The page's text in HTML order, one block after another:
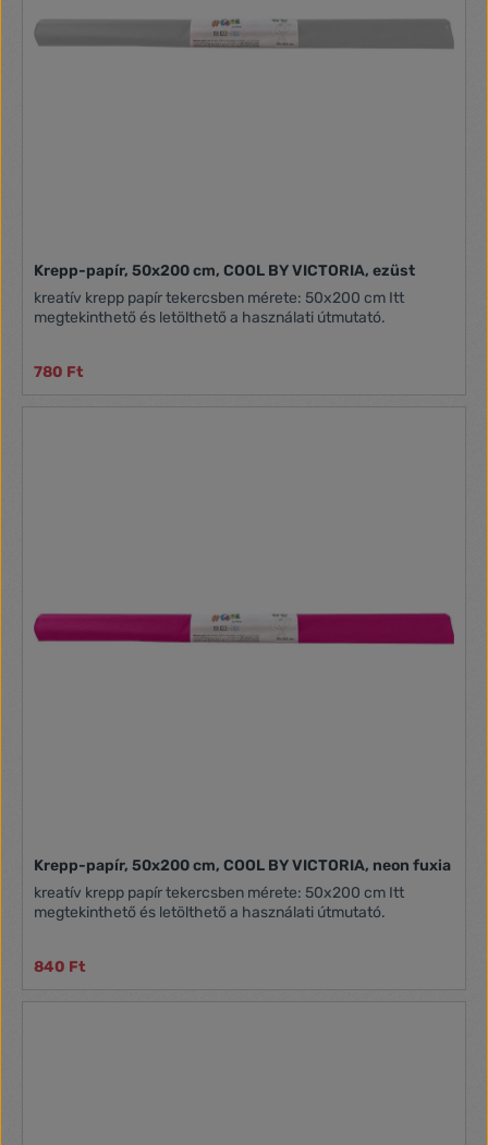
Krepp-papír, 50x200 cm, COOL BY VICTORIA, ezüst
kreatív krepp papír tekercsben mérete: 50x200 cm Itt
megtekinthető és letölthető a használati útmutató.
780 Ft
Krepp-papír, 50x200 cm, COOL BY VICTORIA, neon fuxia
kreatív krepp papír tekercsben mérete: 50x200 cm Itt
megtekinthető és letölthető a használati útmutató.
840 Ft